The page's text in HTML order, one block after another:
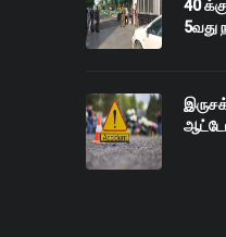
40
5வது
ஆட்டோ